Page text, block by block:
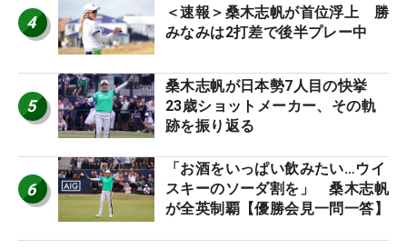
4
＜速報＞桑木志帆が首位浮上 勝
みなみは2打差で後半プレー中
5
桑木志帆が日本勢7人目の快挙
23歳ショットメーカー、その軌
跡を振り返る
6
「お酒をいっぱい飲みたい…ウイ
スキーのソーダ割を」 桑木志帆
が全英制覇【優勝会見一問一答】